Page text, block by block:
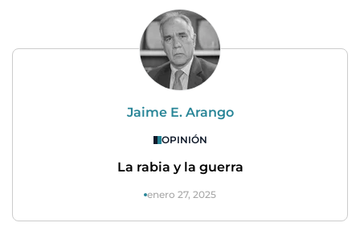
Jaime E. Arango
OPINIÓN
La rabia y la guerra
enero 27, 2025